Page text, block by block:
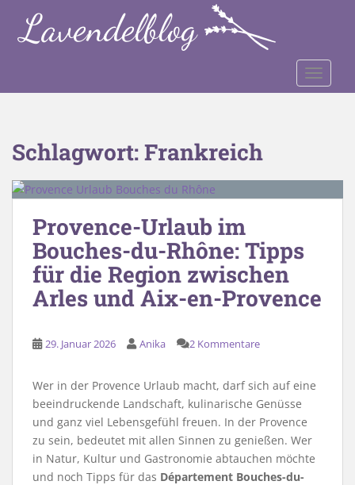
Schlagwort:Frankreich
Provence-Urlaub im
Bouches-du-Rhône: Tipps
für die Region zwischen
Arles und Aix-en-Provence
29. Januar 2026 Anika 2 Kommentare
Wer in der Provence Urlaub macht, darf sich auf eine
beeindruckende Landschaft, kulinarische Genüsse
und ganz viel Lebensgefühl freuen. In der Provence
zu sein, bedeutet mit allen Sinnen zu genießen. Wer
in Natur, Kultur und Gastronomie abtauchen möchte
und noch Tipps für das Département Bouches-du-